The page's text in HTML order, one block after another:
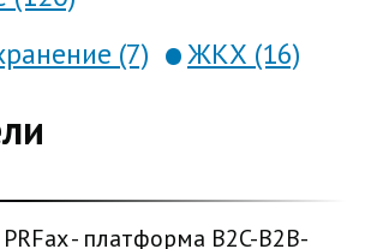
(7)
ЖКХ (16)
- платформа B2C-B2B-